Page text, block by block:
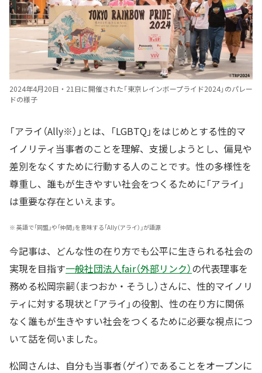
2024年4月20日・21日に開催された「東京レインボープライド2024」のパレー
ドの様子
「アライ（Ally※）」とは、「LGBTQ」をはじめとする性的マ
イノリティ当事者のことを理解、支援しようとし、偏見や
差別をなくすために行動する人のことです。性の多様性を
尊重し、誰もが生きやすい社会をつくるために「アライ」
は重要な存在といえます。
※ 英語で「同盟」や「仲間」を意味する「Ally（アライ）」が語源
今記事は、どんな性の在り方でも公平に生きられる社会の
実現を目指す一般社団法人fair（外部リンク）の代表理事を
務める松岡宗嗣（まつおか・そうし）さんに、性的マイノリ
ティに対する現状と「アライ」の役割、性の在り方に関係
なく誰もが生きやすい社会をつくるために必要な視点につ
いて話を伺いました。
松岡さんは、自分も当事者（ゲイ）であることをオープンに